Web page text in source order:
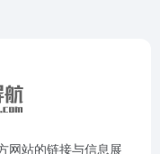
网站的链接与信息展